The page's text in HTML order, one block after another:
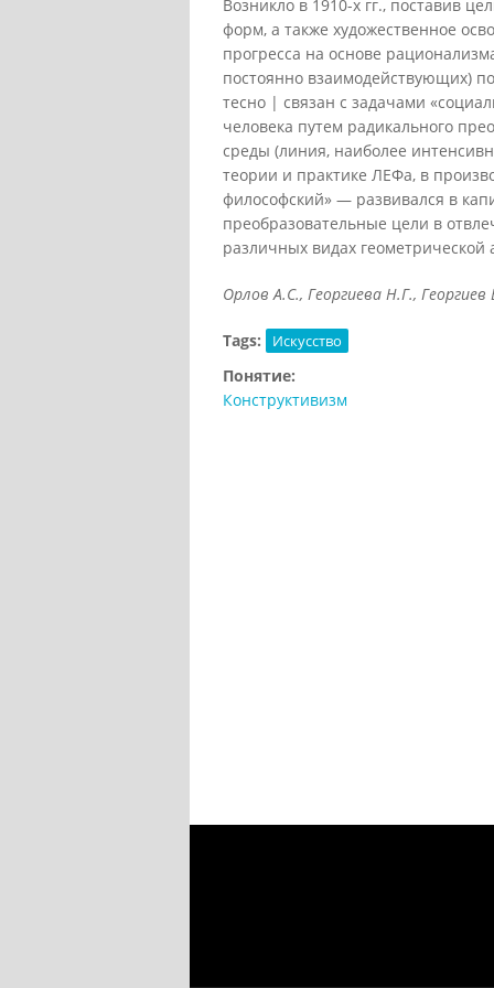
Возникло в 1910-х гг., поставив
форм, а также художественное
прогресса на основе
постоянно взаимодействующих)
тесно | связан с задачами
человека путем радикального
среды (линия, наиболее
теории и практике ЛЕФа, в
философский» — развивался в
преобразовательные цели в
различных видах геометрической
Орлов А.С., Георгиева Н.Г.,
Tags: Искусство
Понятие:
Конструктивизм